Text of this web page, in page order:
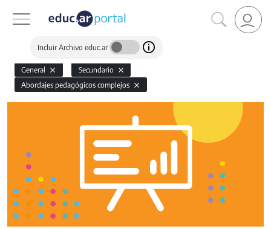
Incluir Archivo educ.ar
General
Secundario
Abordajes pedagógicos complejos